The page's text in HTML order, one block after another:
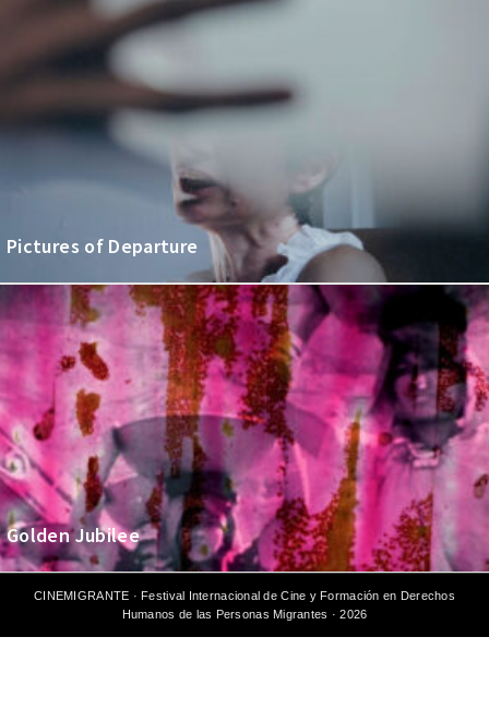
Pictures of Departure
Golden Jubilee
CINEMIGRANTE · Festival Internacional de Cine y Formación en Derechos
Humanos de las Personas Migrantes · 2026